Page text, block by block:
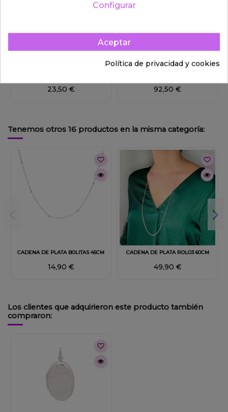
23,50 € 92,50 €
Tenemos otros 16 productos en la misma categoría:
CADENA DE PLATA BOLITAS 45CM
14,90 €
CADENA DE PLATA ROLO3 60CM
49,90 €
Los clientes que adquirieron este producto también
compraron:
Configurar
Aceptar
Política de privacidad y cookies